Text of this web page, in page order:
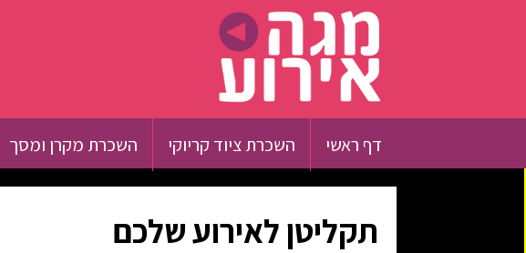
דף ראשי השכרת ציוד קריוקי השכרת מקרן ומסך
תקליטן לאירוע שלכם